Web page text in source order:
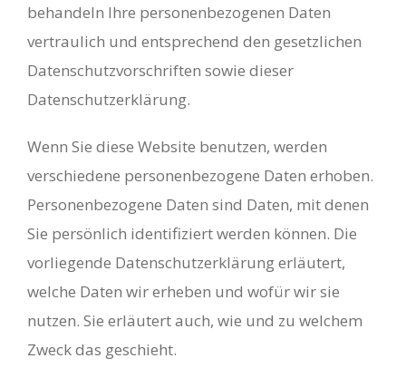
behandeln Ihre personenbezogenen Daten
vertraulich und entsprechend den gesetzlichen
Datenschutzvorschriften sowie dieser
Datenschutzerklärung.
Wenn Sie diese Website benutzen, werden
verschiedene personenbezogene Daten erhoben.
Personenbezogene Daten sind Daten, mit denen
Sie persönlich identifiziert werden können. Die
vorliegende Datenschutzerklärung erläutert,
welche Daten wir erheben und wofür wir sie
nutzen. Sie erläutert auch, wie und zu welchem
Zweck das geschieht.